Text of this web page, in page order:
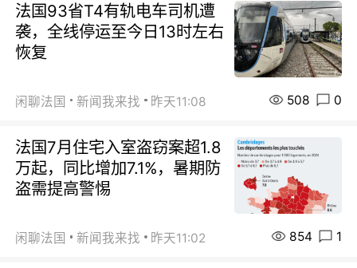
法国93省T4有轨电车司机遭
袭，全线停运至今日13时左右
恢复
闲聊法国 新闻我来找 昨天11:08 508 0
法国7月住宅入室盗窃案超1.8
万起，同比增加7.1%，暑期防
盗需提高警惕
闲聊法国 新闻我来找 昨天11:02 854 1